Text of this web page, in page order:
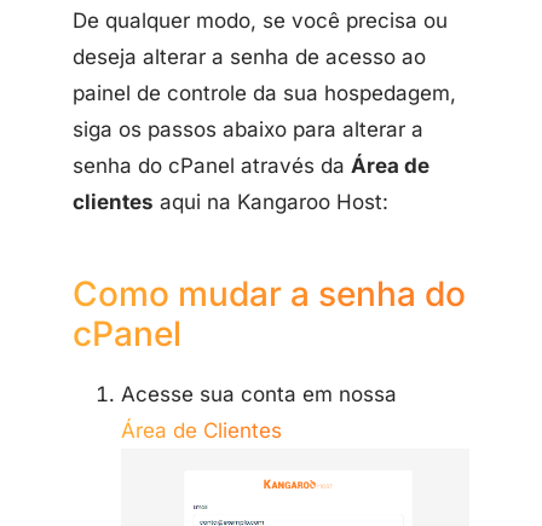
De qualquer modo, se você precisa ou
deseja alterar a senha de acesso ao
painel de controle da sua hospedagem,
siga os passos abaixo para alterar a
senha do cPanel através da Área de
clientes aqui na Kangaroo Host:
Como mudar a senha do
cPanel
Acesse sua conta em nossa
Área de Clientes